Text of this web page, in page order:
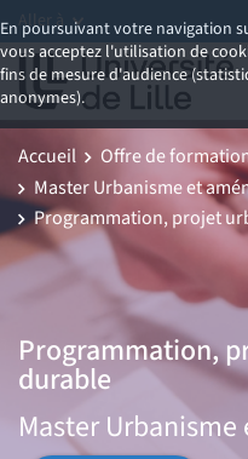
En poursuivant votre navigation
vous acceptez l'utilisation de
fins de mesure d'audience
anonymes).
Aller à
Accueil Offre de
Master Urbanisme et
Programmation, projet
Programmation,
durable
Master